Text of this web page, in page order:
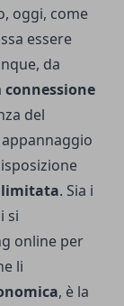
oggi, come
essere
da
connessione
del
. Sia i
si
online per
li
, è la